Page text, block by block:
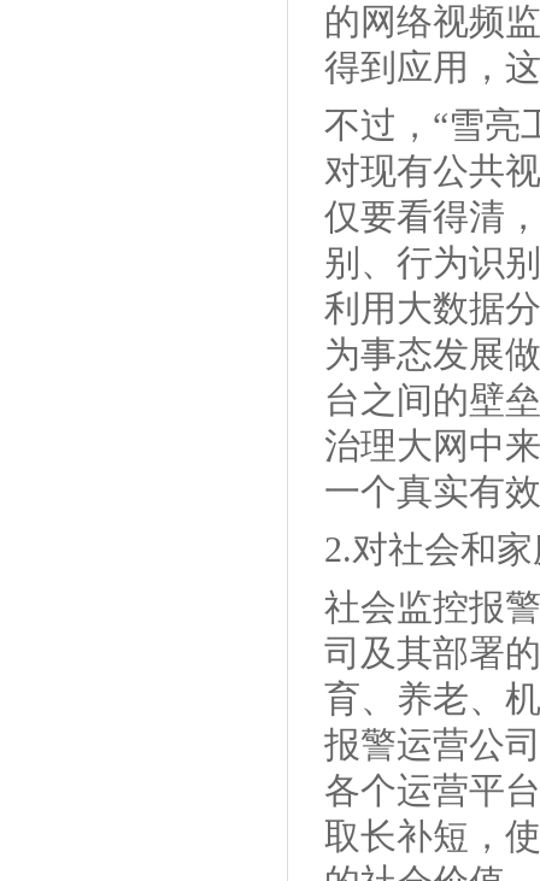
的网络视频
得到应用，
不过，“雪亮
对现有公共
仅要看得清
别、行为识
利用大数据
为事态发展
台之间的壁
治理大网中
一个真实有
2.对社会和
社会监控报
司及其部署
育、养老、
报警运营公
各个运营平
取长补短，